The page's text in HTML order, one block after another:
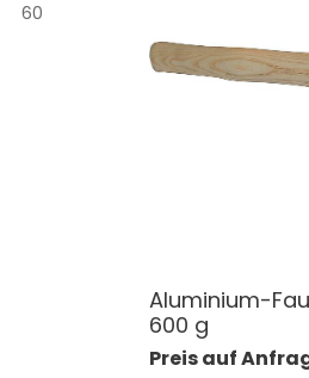
60
Aluminium-
600 g
Preis auf